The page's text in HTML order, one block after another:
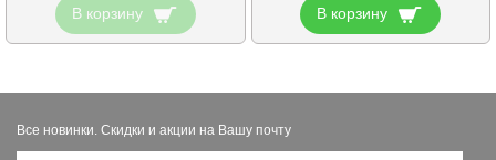
В корзину В корзину
Все новинки. Скидки и акции на Вашу почту